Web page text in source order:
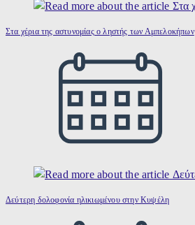
Στα χέρια της αστυνομίας ο ληστής των Αμπελοκήπων
Δεύτερη δολοφονία ηλικιωμένου στην Κυψέλη